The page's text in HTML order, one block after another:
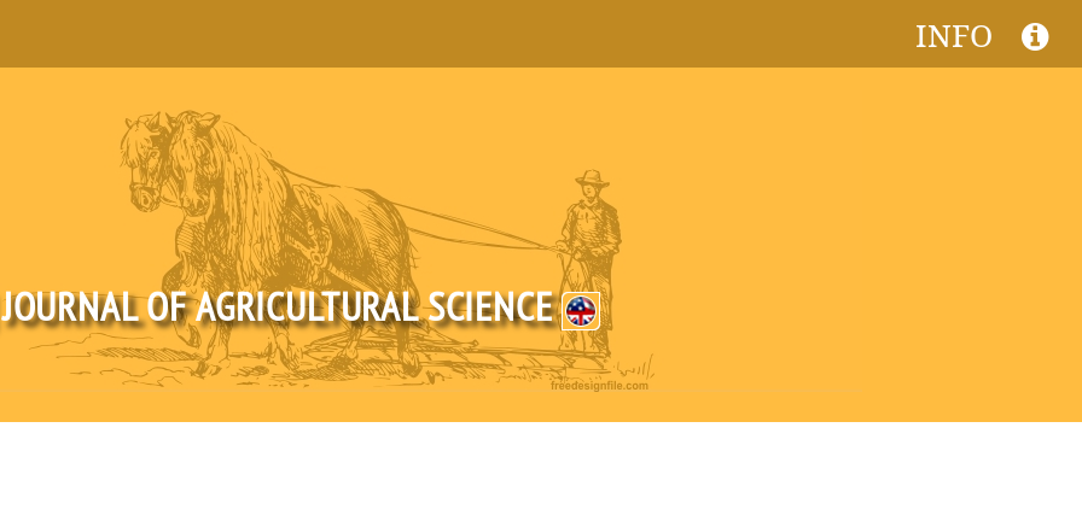
INFO
OF AGRICULTURAL SCIENCE